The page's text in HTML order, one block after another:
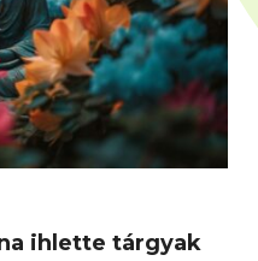
ihlette tárgyak